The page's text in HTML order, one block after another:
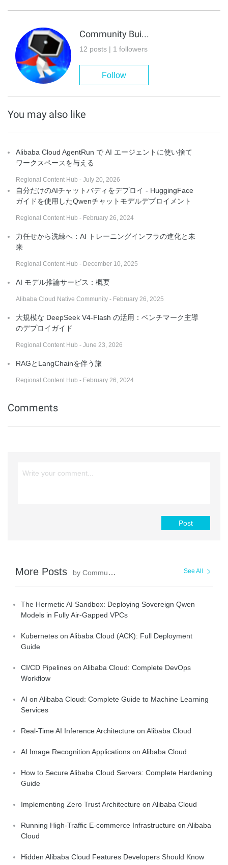
Community Builder
12 posts | 1 followers
Follow
You may also like
Alibaba Cloud AgentRun で AI エージェントに使い捨て
ワークスペースを与える
Regional Content Hub - July 20, 2026
自分だけのAIチャットバディをデプロイ - HuggingFace
ガイドを使用したQwenチャットモデルデプロイメント
Regional Content Hub - February 26, 2024
力任せから洗練へ：AI トレーニングインフラの進化と未
来
Regional Content Hub - December 10, 2025
AI モデル推論サービス：概要
Alibaba Cloud Native Community - February 26, 2025
大規模な DeepSeek V4-Flash の活用：ベンチマーク主導
のデプロイガイド
Regional Content Hub - June 23, 2026
RAGとLangChainを伴う旅
Regional Content Hub - February 26, 2024
Comments
Post
More Posts by Community Builder See All
The Hermetic AI Sandbox: Deploying Sovereign Qwen
Models in Fully Air-Gapped VPCs
Kubernetes on Alibaba Cloud (ACK): Full Deployment
Guide
CI/CD Pipelines on Alibaba Cloud: Complete DevOps
Workflow
AI on Alibaba Cloud: Complete Guide to Machine Learning
Services
Real-Time AI Inference Architecture on Alibaba Cloud
AI Image Recognition Applications on Alibaba Cloud
How to Secure Alibaba Cloud Servers: Complete Hardening
Guide
Implementing Zero Trust Architecture on Alibaba Cloud
Running High-Traffic E-commerce Infrastructure on Alibaba
Cloud
Hidden Alibaba Cloud Features Developers Should Know